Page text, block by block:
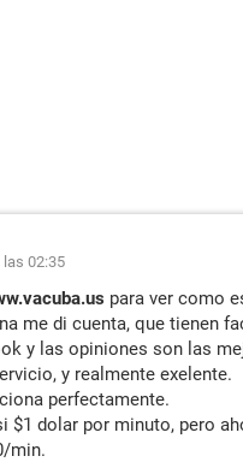
las 02:35
para ver como
me di cuenta, que tienen
y las opiniones son las
y realmente exelente.
perfectamente.
$1 dolar por minuto, pero
min.